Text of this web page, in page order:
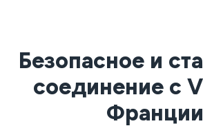
Безопасное и
соединение с
Франции